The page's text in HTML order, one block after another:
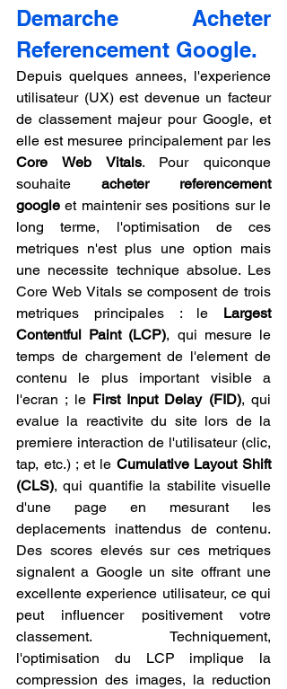
Demarche Acheter
Referencement Google.
Depuis quelques annees, l'experience
utilisateur (UX) est devenue un facteur
de classement majeur pour Google, et
Core Web Vitals. Pour quiconque
souhaite acheter referencement
google et maintenir ses positions sur le
long terme, l'optimisation de ces
metriques n'est plus une option mais
une necessite technique absolue. Les
Core Web Vitals se composent de trois
metriques principales : le Largest
Contentful Paint (LCP), qui mesure le
temps de chargement de l'element de
contenu le plus important visible a
l'ecran ; le First Input Delay (FID), qui
evalue la reactivite du site lors de la
premiere interaction de l'utilisateur (clic,
tap, etc.) ; et le Cumulative Layout Shift
(CLS), qui quantifie la stabilite visuelle
d'une page en mesurant les
deplacements inattendus de contenu.
Des scores elevés sur ces metriques
signalent a Google un site offrant une
excellente experience utilisateur, ce qui
peut influencer positivement votre
classement. Techniquement,
l'optimisation du LCP implique la
compression des images, la reduction